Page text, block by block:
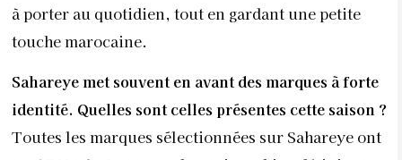
à porter au quotidien, tout en gardant une petite
touche marocaine.
Sahareye met souvent en avant des marques à forte
identité. Quelles sont celles présentes cette saison ?
Toutes les marques sélectionnées sur Sahareye ont